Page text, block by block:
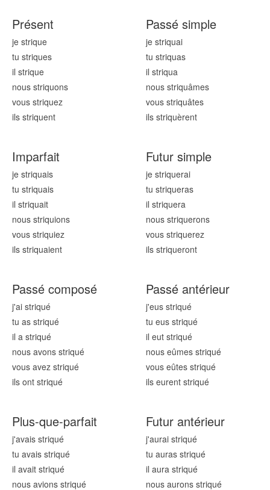
Présent
je strique
tu striques
il strique
nous striquons
vous striquez
ils striquent
Passé simple
je striquai
tu striquas
il striqua
nous striquâmes
vous striquâtes
ils striquèrent
Imparfait
je striquais
tu striquais
il striquait
nous striquions
vous striquiez
ils striquaient
Futur simple
je striquerai
tu striqueras
il striquera
nous striquerons
vous striquerez
ils striqueront
Passé composé
j'ai striqué
tu as striqué
il a striqué
nous avons striqué
vous avez striqué
ils ont striqué
Passé antérieur
j'eus striqué
tu eus striqué
il eut striqué
nous eûmes striqué
vous eûtes striqué
ils eurent striqué
Plus-que-parfait
j'avais striqué
tu avais striqué
il avait striqué
nous avions striqué
Futur antérieur
j'aurai striqué
tu auras striqué
il aura striqué
nous aurons striqué